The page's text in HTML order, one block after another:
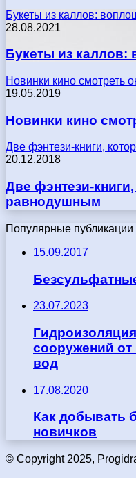
Букеты из каллов:
28.08.2021
Букеты из каллов:
Новинки кино смотреть
19.05.2019
Новинки кино
Две фэнтези-книги,
20.12.2018
Две фэнтези-
равнодушным
Популярные публикации
15.09.2017
23.07.2023
сооружений
вод
17.08.2020
Как добывать
новичков
© Copyright 2025,